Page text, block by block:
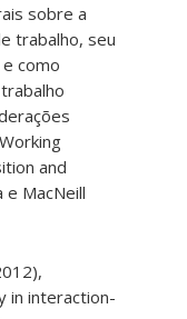
sobre a
trabalho, seu
como
and
e MacNeill
in interaction-